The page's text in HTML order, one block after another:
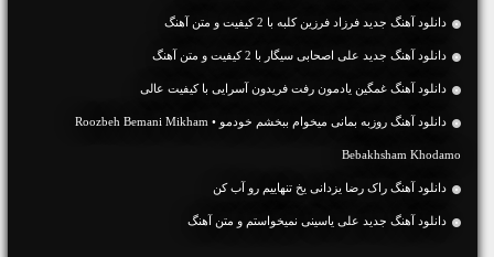
دانلود آهنگ جديد فرزاد فرزین کلبه با 2 کیفیت و متن آهنگ
دانلود آهنگ جديد علی اصحابی سیگار با 2 کیفیت و متن آهنگ
دانلود آهنگ غمگین یادمون رفت فریدون آسرایی با کیفیت عالی
دانلود آهنگ روزبه بمانی میخوام ببخشم خودمو • Roozbeh Bemani Mikham
Bebakhsham Khodamo
دانلود آهنگ راک رضا یزدانی یخ تنهاییم رو آب کن
دانلود آهنگ جديد علی یاسینی نمیخواستم و متن آهنگ